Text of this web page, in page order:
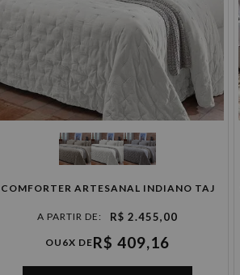
de R$ 157,47 sem juros
de R$ 125,98 sem juros
de R$ 104,98 sem juros
COMFORTER ARTESANAL INDIANO TAJ
R$ 2.455,00
OU 6X DER$ 409,16